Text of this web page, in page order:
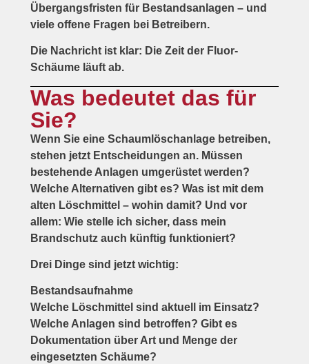
Übergangsfristen für Bestandsanlagen – und
viele offene Fragen bei Betreibern.
Die Nachricht ist klar: Die Zeit der Fluor-
Schäume läuft ab.
Was bedeutet das für
Sie?
Wenn Sie eine Schaumlöschanlage betreiben,
stehen jetzt Entscheidungen an. Müssen
bestehende Anlagen umgerüstet werden?
Welche Alternativen gibt es? Was ist mit dem
alten Löschmittel – wohin damit? Und vor
allem:Wie stelle ich sicher, dass mein
Brandschutz auch künftig funktioniert?
Drei Dinge sind jetzt wichtig:
Bestandsaufnahme
Welche Löschmittel sind aktuell im Einsatz?
Welche Anlagen sind betroffen? Gibt es
Dokumentation über Art und Menge der
eingesetzten Schäume?